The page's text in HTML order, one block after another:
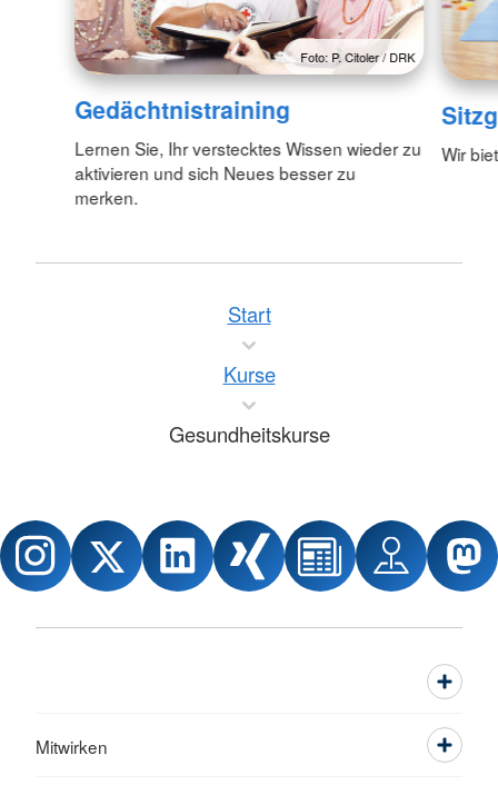
Foto: P. Citoler / DRK
Gedächtnistraining
Lernen Sie, Ihr verstecktes Wissen wieder zu
aktivieren und sich Neues besser zu
merken.
Wir
Start
Kurse
Gesundheitskurse
Mitwirken